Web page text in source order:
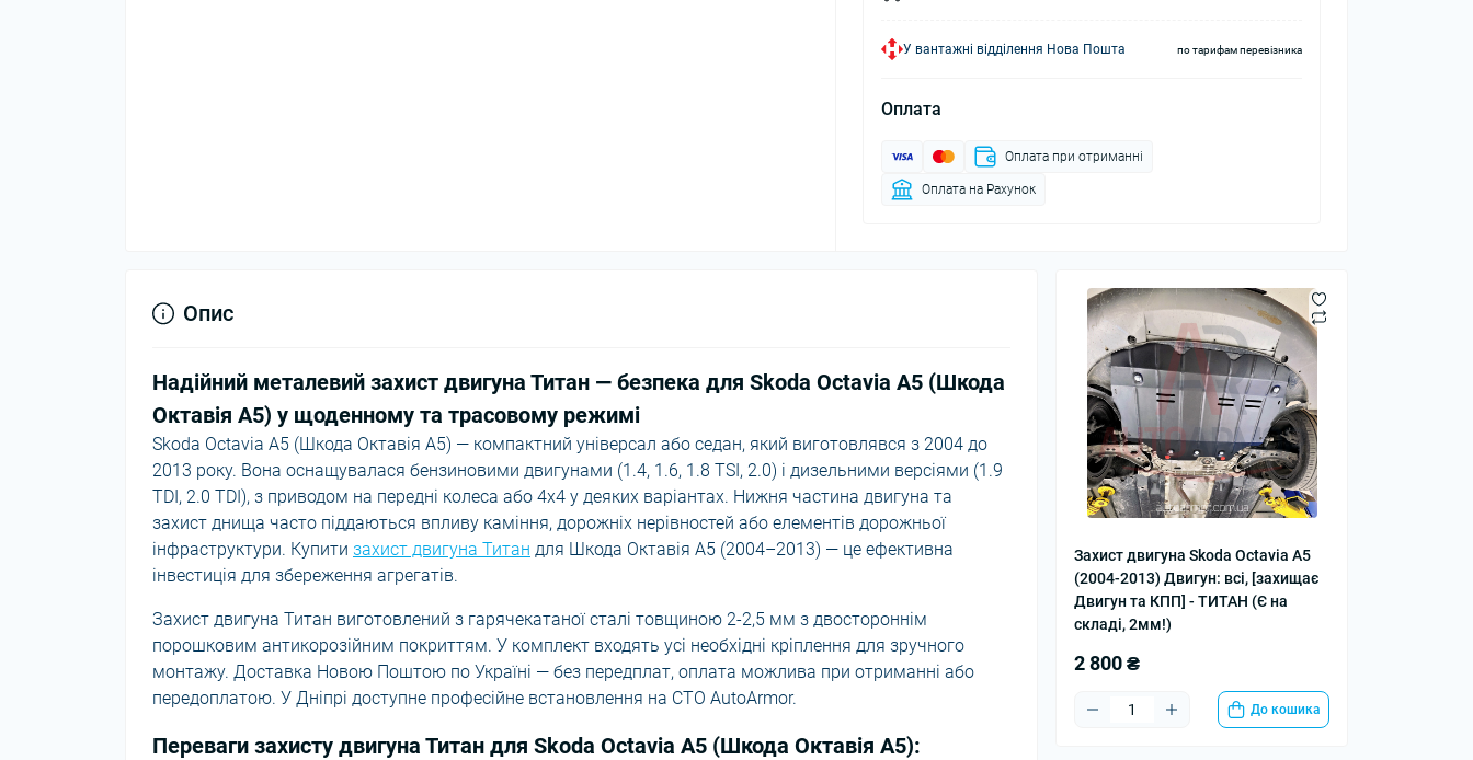
У вантажні відділення Нова Пошта по тарифам перевізника
Оплата
Оплата при отриманні
Оплата на Рахунок
Захист двигуна Skoda Octavia A5
(2004-2013) Двигун: всі, [захищає
Двигун та КПП] - ТИТАН (Є на
складі, 2мм!)
2 800 ₴
До кошика
Опис
Надійний металевий захист двигуна Титан — безпека для Skoda Octavia A5 (Шкода
Октавія A5) у щоденному та трасовому режимі
Skoda Octavia A5 (Шкода Октавія A5) — компактний універсал або седан, який виготовлявся з 2004 до
2013 року. Вона оснащувалася бензиновими двигунами (1.4, 1.6, 1.8 TSI, 2.0) і дизельними версіями (1.9
TDI, 2.0 TDI), з приводом на передні колеса або 4x4 у деяких варіантах. Нижня частина двигуна та
захист днища часто піддаються впливу каміння, дорожніх нерівностей або елементів дорожньої
інфраструктури. Купити захист двигуна Титан для Шкода Октавія A5 (2004–2013) — це ефективна
інвестиція для збереження агрегатів.
Захист двигуна Титан виготовлений з гарячекатаної сталі товщиною 2-2,5 мм з двостороннім
порошковим антикорозійним покриттям. У комплект входять усі необхідні кріплення для зручного
монтажу. Доставка Новою Поштою по Україні — без передплат, оплата можлива при отриманні або
передоплатою. У Дніпрі доступне професійне встановлення на СТО AutoArmor.
Переваги захисту двигуна Титан для Skoda Octavia A5 (Шкода Октавія A5):